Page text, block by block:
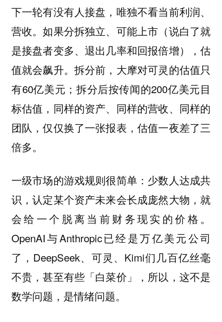
下一轮有没有人接盘，唯独不看当前利润、
营收。如果分拆独立、可能上市（说白了就
是接盘者变多、退出几率和回报倍增），估
值就会飙升。拆分前，大摩对可灵的估值只
有60亿美元；拆分后按传闻的200亿美元目
标估值，同样的资产、同样的营收、同样的
团队，仅仅换了一张报表，估值一夜差了三
倍多。
一级市场的游戏规则很简单：少数人达成共
识，认定某个资产未来会长成庞然大物，就
会给一个脱离当前财务现实的价格。
OpenAI与Anthropic已经是万亿美元公司
了，DeepSeek、可灵、Kimi们几百亿丝毫
不贵，甚至有些「白菜价」，所以，这不是
数学问题，是情绪问题。